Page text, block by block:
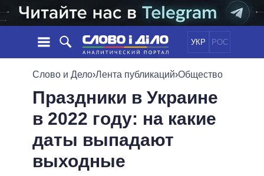
УКР РОС
НОВОСТИ
ЛЕНТА
СОБЫТИЯ
СТАТЬИ
ОБЗОРЫ
ПОЛИТИКА
ЭКОНОМИКА
ОБЩЕСТВО
ОБЕЩАНИЯ
ПОЛИТИКИ
ПРЕЗИДЕНТ И ОФИС
ИНФОГРАФИКА
Слово и Дело›Лента публикаций›Общество
Праздники в Украине
в 2022 году: на какие
даты выпадают
выходные